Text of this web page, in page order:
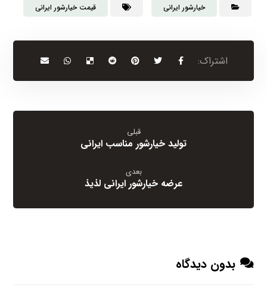
خیارشور ایرانی قیمت خیارشور ایرانی
قبلی
تولید خیارشور مناسب ایرانی
بعدی
عرضه خیارشور ایرانی لذیذ
بدون دیدگاه